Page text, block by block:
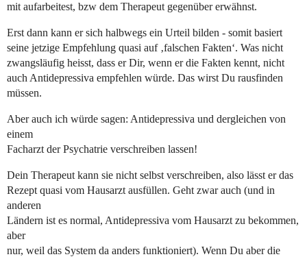
mit aufarbeitest, bzw dem Therapeut gegenüber erwähnst.
Erst dann kann er sich halbwegs ein Urteil bilden - somit basiert
seine jetzige Empfehlung quasi auf ‚falschen Fakten‘. Was nicht
zwangsläufig heisst, dass er Dir, wenn er die Fakten kennt, nicht
auch Antidepressiva empfehlen würde. Das wirst Du rausfinden
müssen.
Aber auch ich würde sagen: Antidepressiva und dergleichen von
einem
Facharzt der Psychatrie verschreiben lassen!
Dein Therapeut kann sie nicht selbst verschreiben, also lässt er das
Rezept quasi vom Hausarzt ausfüllen. Geht zwar auch (und in
anderen
Ländern ist es normal, Antidepressiva vom Hausarzt zu bekommen,
aber
nur, weil das System da anders funktioniert). Wenn Du aber die